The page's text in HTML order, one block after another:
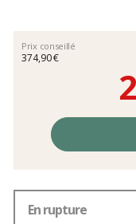
Prix conseillé
374,90 €
unitaire,
En rupture